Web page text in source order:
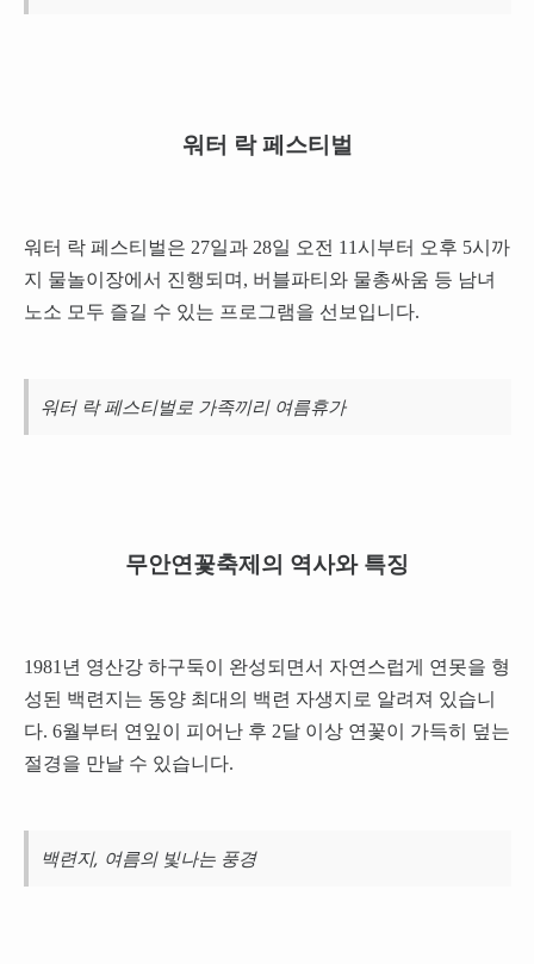
워터 락 페스티벌
워터 락 페스티벌은 27일과 28일 오전 11시부터 오후 5시까
지 물놀이장에서 진행되며, 버블파티와 물총싸움 등 남녀
노소 모두 즐길 수 있는 프로그램을 선보입니다.
워터 락 페스티벌로 가족끼리 여름휴가
무안연꽃축제의 역사와 특징
1981년 영산강 하구둑이 완성되면서 자연스럽게 연못을 형
성된 백련지는 동양 최대의 백련 자생지로 알려져 있습니
다. 6월부터 연잎이 피어난 후 2달 이상 연꽃이 가득히 덮는
절경을 만날 수 있습니다.
백련지, 여름의 빛나는 풍경